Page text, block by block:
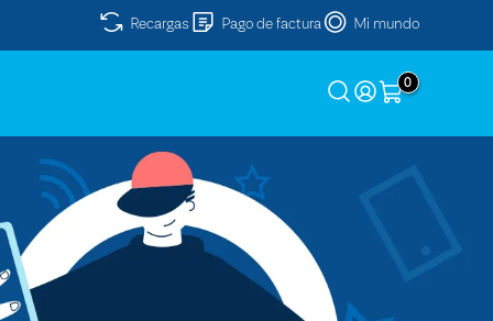
Recargas Pago de factura Mi mundo
0